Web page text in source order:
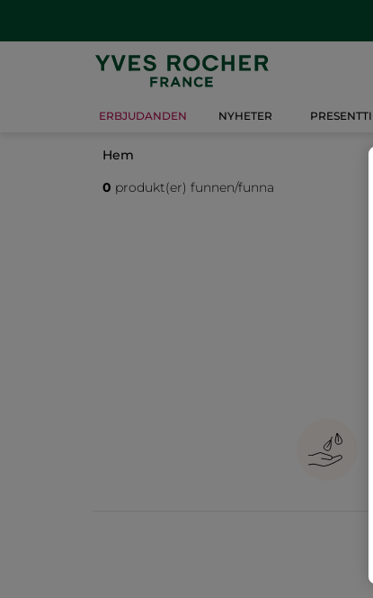
ERBJUDANDEN NYHETER
Hem
0 produkt(er) funnen/funna